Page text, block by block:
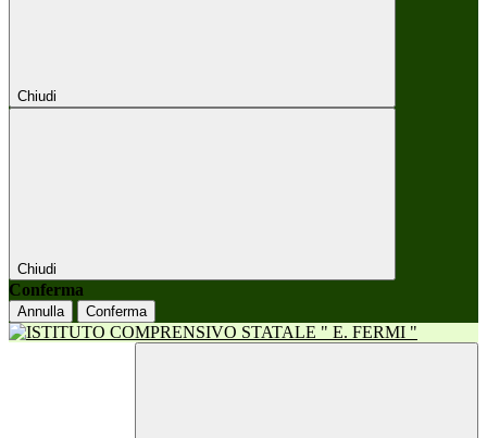
Chiudi
Chiudi
Conferma
Annulla Conferma